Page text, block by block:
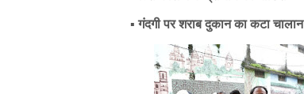
▪️ गंदगी पर शराब दुकान का कटा चालान